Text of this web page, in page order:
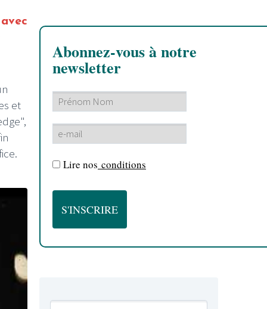
et
Abonnez-vous à notre
newsletter
Lire nos conditions